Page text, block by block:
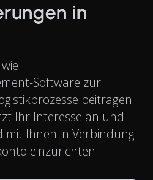
in
Software zur
beitragen
Ihr Interesse an und
mit Ihnen in Verbindung
einzurichten.